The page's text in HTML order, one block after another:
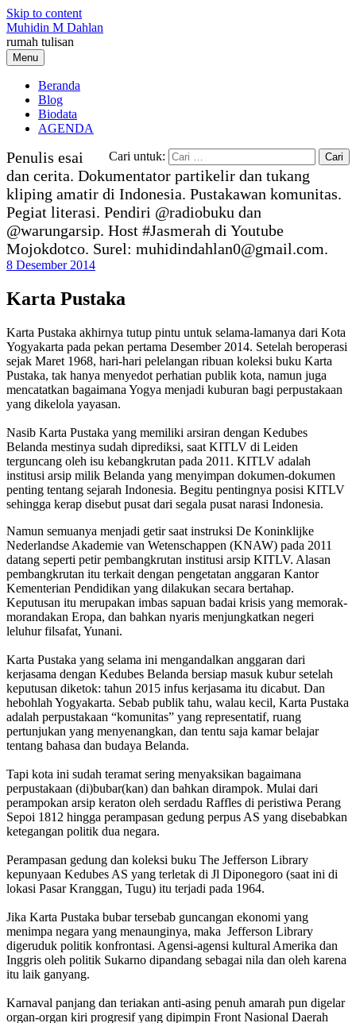
Skip to content
Muhidin M Dahlan
rumah tulisan
Menu
Beranda
Blog
Biodata
AGENDA
Cari untuk:
Penulis esai
dan cerita. Dokumentator partikelir dan tukang
kliping amatir di Indonesia. Pustakawan komunitas.
Pegiat literasi. Pendiri @radiobuku dan
@warungarsip. Host #Jasmerah di Youtube
Mojokdotco. Surel: muhidindahlan0@gmail.com.
8 Desember 2014
Karta Pustaka
Karta Pustaka akhirnya tutup pintu untuk selama-lamanya dari Kota
Yogyakarta pada pekan pertama Desember 2014. Setelah beroperasi
sejak Maret 1968, hari-hari pelelangan ribuan koleksi buku Karta
Pustaka, tak hanya menyedot perhatian publik kota, namun juga
mencatatkan bagaimana Yogya menjadi kuburan bagi perpustakaan
yang dikelola yayasan.
Nasib Karta Pustaka yang memiliki arsiran dengan Kedubes
Belanda mestinya sudah diprediksi, saat KITLV di Leiden
terguncang oleh isu kebangkrutan pada 2011. KITLV adalah
institusi arsip milik Belanda yang menyimpan dokumen-dokumen
penting tentang sejarah Indonesia. Begitu pentingnya posisi KITLV
sehingga kerap disebut pusat dari segala pusat narasi Indonesia.
Namun semuanya menjadi getir saat instruksi De Koninklijke
Nederlandse Akademie van Wetenschappen (KNAW) pada 2011
datang seperti petir pembangkrutan institusi arsip KITLV. Alasan
pembangkrutan itu terkait dengan pengetatan anggaran Kantor
Kementerian Pendidikan yang dilakukan secara bertahap.
Keputusan itu merupakan imbas sapuan badai krisis yang memorak-
morandakan Eropa, dan bahkan nyaris menjungkatkan negeri
leluhur filsafat, Yunani.
Karta Pustaka yang selama ini mengandalkan anggaran dari
kerjasama dengan Kedubes Belanda bersiap masuk kubur setelah
keputusan diketok: tahun 2015 infus kerjasama itu dicabut. Dan
hebohlah Yogyakarta. Sebab publik tahu, walau kecil, Karta Pustaka
adalah perpustakaan “komunitas” yang representatif, ruang
pertunjukan yang menyenangkan, dan tentu saja kamar belajar
tentang bahasa dan budaya Belanda.
Tapi kota ini sudah teramat sering menyaksikan bagaimana
perpustakaan (di)bubar(kan) dan bahkan dirampok. Mulai dari
perampokan arsip keraton oleh serdadu Raffles di peristiwa Perang
Sepoi 1812 hingga perampasan gedung perpus AS yang disebabkan
ketegangan politik dua negara.
Perampasan gedung dan koleksi buku The Jefferson Library
kepunyaan Kedubes AS yang terletak di Jl Diponegoro (saat ini di
lokasi Pasar Kranggan, Tugu) itu terjadi pada 1964.
Jika Karta Pustaka bubar tersebab guncangan ekonomi yang
menimpa negara yang menaunginya, maka Jefferson Library
digeruduk politik konfrontasi. Agensi-agensi kultural Amerika dan
Inggris oleh politik Sukarno dipandang sebagai nila dan oleh karena
itu laik ganyang.
Karnaval panjang dan teriakan anti-asing penuh amarah pun digelar
organ-organ kiri progresif yang dipimpin Front Nasional Daerah